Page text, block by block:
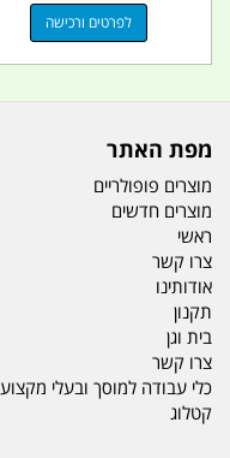
לפרטים ורכישה
מפת האתר
מוצרים פופולריים
מוצרים חדשים
ראשי
צרו קשר
אודותינו
תקנון
בית וגן
צרו קשר
כלי עבודה למוסך ובעלי מקצוע
קטלוג